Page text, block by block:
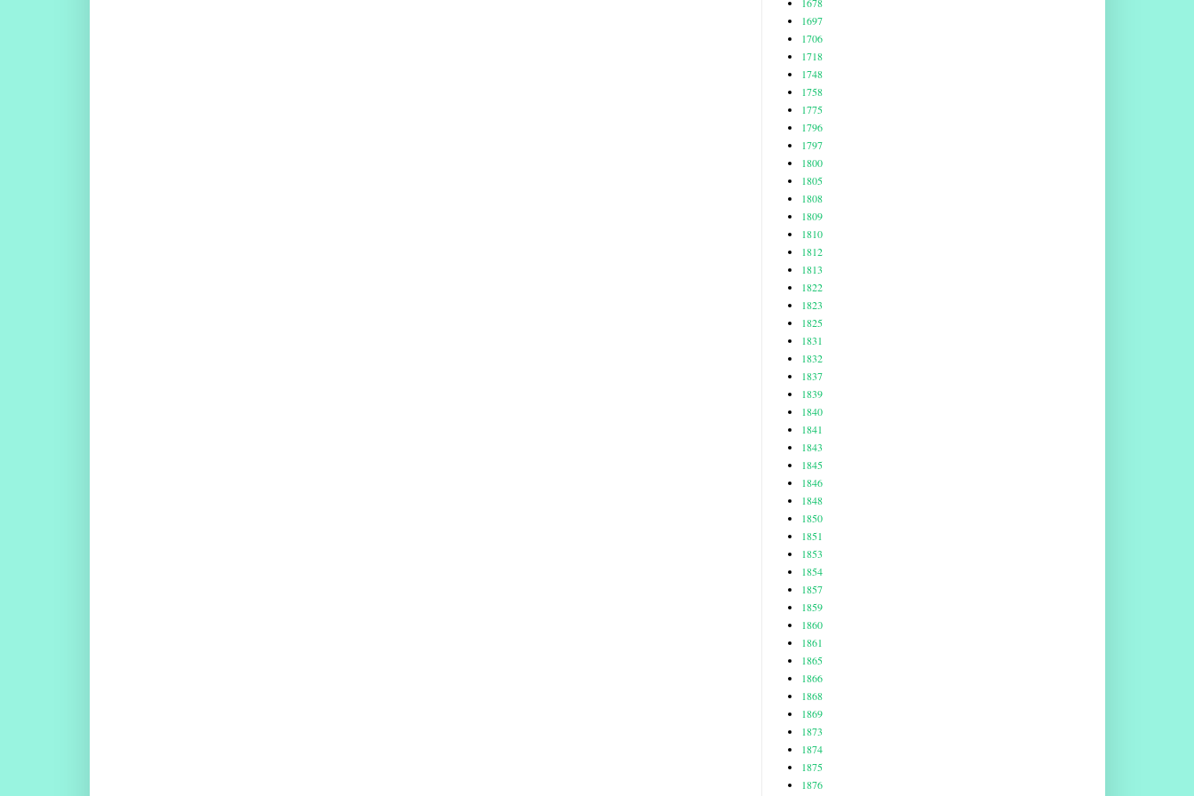
1697
1706
1718
1748
1758
1775
1796
1797
1800
1805
1808
1809
1810
1812
1813
1822
1823
1825
1831
1832
1837
1839
1840
1841
1843
1845
1846
1848
1850
1851
1853
1854
1857
1859
1860
1861
1865
1866
1868
1869
1873
1874
1875
1876